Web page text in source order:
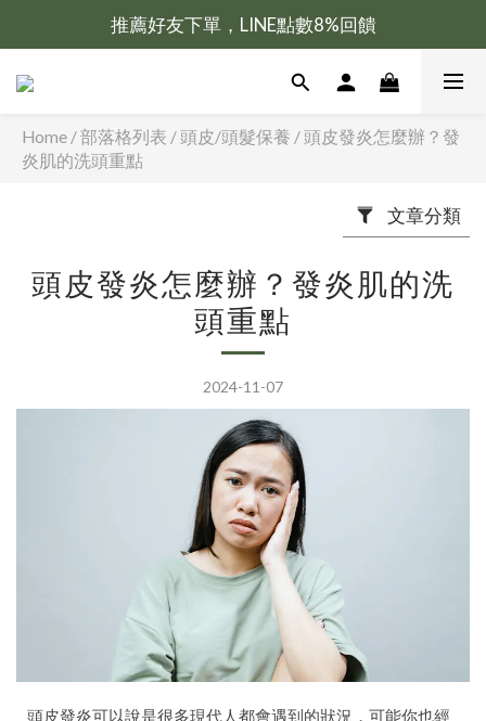
新會員加入送100元購物金
推薦好友下單，LINE點數8%回饋
新會員加入送100元購物金
Home /部落格列表 /頭皮/頭髮保養 /頭皮發炎怎麼辦？發
炎肌的洗頭重點
文章分類
頭皮發炎怎麼辦？發炎肌的洗
頭重點
2024-11-07
頭皮發炎可以說是很多現代人都會遇到的狀況，可能你也經